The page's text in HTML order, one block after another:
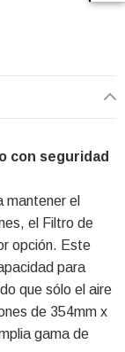
con seguridad
mantener el
el Filtro de
opción. Este
para
que sólo el aire
de 354mm x
gama de